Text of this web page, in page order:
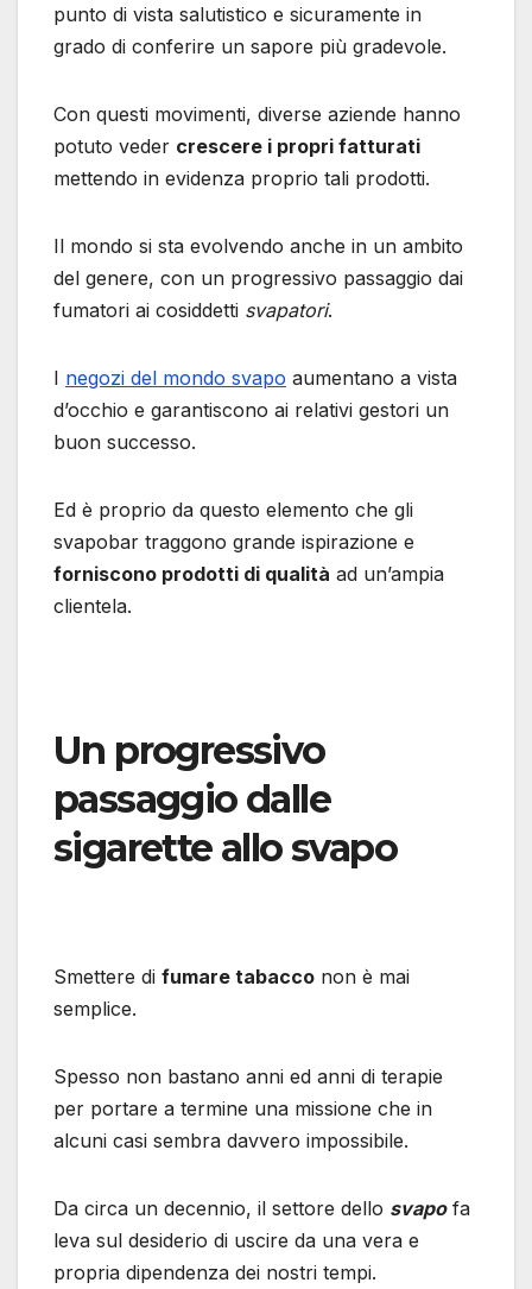
punto di vista salutistico e sicuramente in
grado di conferire un sapore più gradevole.
Con questi movimenti, diverse aziende hanno
potuto veder crescere i propri fatturati
mettendo in evidenza proprio tali prodotti.
Il mondo si sta evolvendo anche in un ambito
del genere, con un progressivo passaggio dai
fumatori ai cosiddetti svapatori.
I negozi del mondo svapo aumentano a vista
d’occhio e garantiscono ai relativi gestori un
buon successo.
Ed è proprio da questo elemento che gli
svapobar traggono grande ispirazione e
forniscono prodotti di qualità ad un’ampia
clientela.
Un progressivo
passaggio dalle
sigarette allo svapo
Smettere di fumare tabacco non è mai
semplice.
Spesso non bastano anni ed anni di terapie
per portare a termine una missione che in
alcuni casi sembra davvero impossibile.
Da circa un decennio, il settore dello svapofa
leva sul desiderio di uscire da una vera e
propria dipendenza dei nostri tempi.